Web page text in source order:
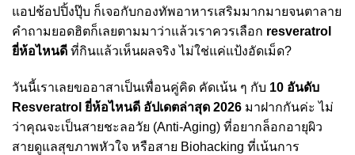
แอปช้อปปิ้งปุ๊บ ก็เจอกับกองทัพอาหารเสริมมากมายจนตาลาย
คำถามยอดฮิตก็เลยตามมาว่าแล้วเราควรเลือก resveratrol
ยี่ห้อไหนดี ที่กินแล้วเห็นผลจริง ไม่ใช่แค่แป้งอัดเม็ด?
วันนี้เราเลยขออาสาเป็นเพื่อนคู่คิด คัดเน้น ๆ กับ 10 อันดับ
Resveratrol ยี่ห้อไหนดี อัปเดตล่าสุด 2026 มาฝากกันค่ะ ไม่
ว่าคุณจะเป็นสายชะลอวัย (Anti-Aging) ที่อยากล็อกอายุผิว
สายดูแลสุขภาพหัวใจ หรือสาย Biohacking ที่เน้นการ